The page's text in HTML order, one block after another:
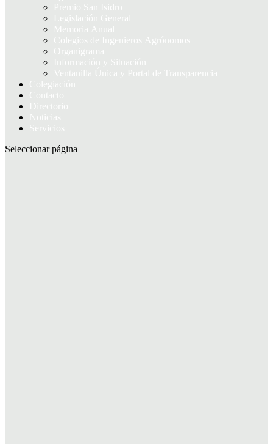
Premio San Isidro
Legislación General
Memoria Anual
Colegios de Ingenieros Agrónomos
Organigrama
Información y Situación
Ventanilla Única y Portal de Transparencia
Colegiación
Contacto
Directorio
Noticias
Servicios
Seleccionar página